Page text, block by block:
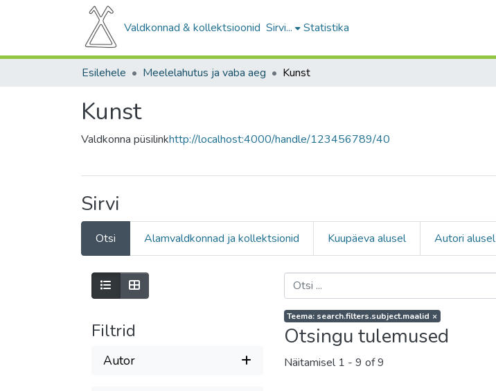
Valdkonnad & kollektsioonid Sirvi... Statistika
Esilehele Meelelahutus ja vaba aeg Kunst
Kunst
Valdkonna püsilinkhttp://localhost:4000/handle/123456789/40
Sirvi
Otsi Alamvaldkonnad ja kollektsionid Kuupäeva alusel Autori alusel
Filtrid
Autor
Teema: search.filters.subject.maalid ×
Otsingu tulemused
Näitamisel 1 - 9 of 9